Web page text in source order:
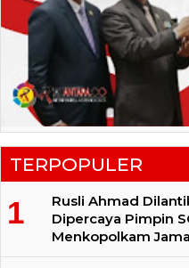
TERPOPULER
Rusli Ahmad
Dipercaya Pimpin
Menkopolkam